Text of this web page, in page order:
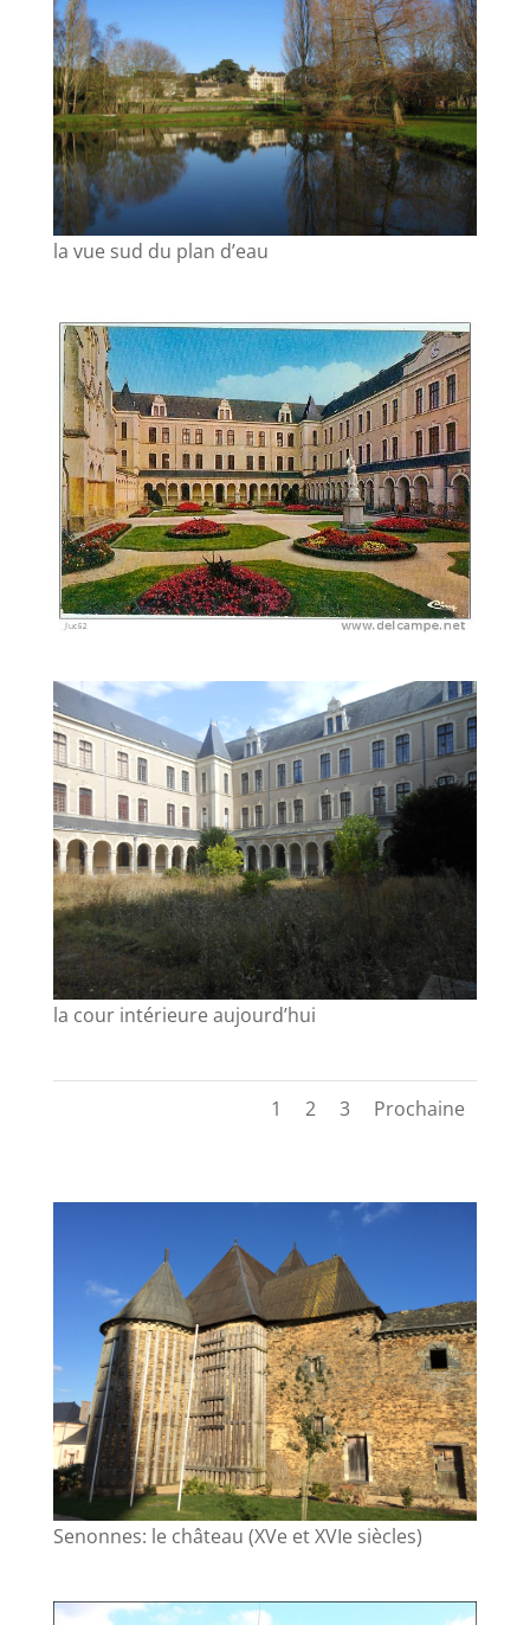
la vue sud du plan d’eau
la cour intérieure aujourd’hui
1 2 3 Prochaine
Senonnes: le château (XVe et XVIe siècles)